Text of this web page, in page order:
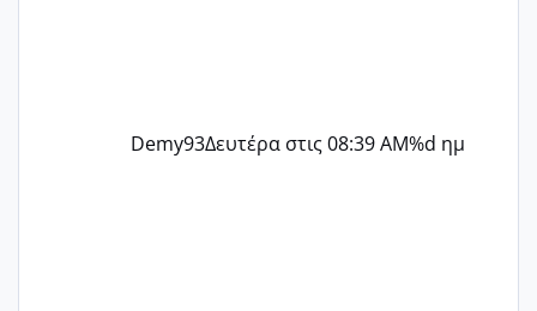
Demy93Δευτέρα στις 08:39 AM%d ημ